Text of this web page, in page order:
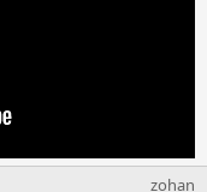
zohan